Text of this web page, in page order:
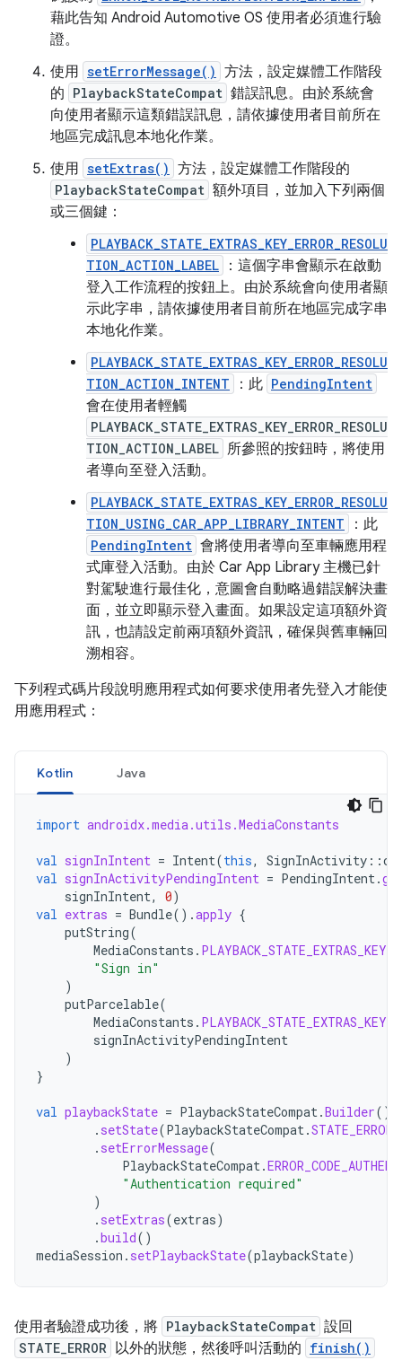
藉此告知 Android Automotive OS 使用者必須進行驗
證。
使用 setErrorMessage() 方法，設定媒體工作階段
的 PlaybackStateCompat 錯誤訊息。由於系統會
向使用者顯示這類錯誤訊息，請依據使用者目前所在
地區完成訊息本地化作業。
使用 setExtras() 方法，設定媒體工作階段的
PlaybackStateCompat 額外項目，並加入下列兩個
或三個鍵：
PLAYBACK_STATE_EXTRAS_KEY_ERROR_RESOLU
TION_ACTION_LABEL
：這個字串會顯示在啟動
登入工作流程的按鈕上。由於系統會向使用者顯
示此字串，請依據使用者目前所在地區完成字串
本地化作業。
PLAYBACK_STATE_EXTRAS_KEY_ERROR_RESOLU
TION_ACTION_INTENT
：此 PendingIntent
會在使用者輕觸
PLAYBACK_STATE_EXTRAS_KEY_ERROR_RESOLU
TION_ACTION_LABEL 所參照的按鈕時，將使用
者導向至登入活動。
PLAYBACK_STATE_EXTRAS_KEY_ERROR_RESOLU
TION_USING_CAR_APP_LIBRARY_INTENT
：此
PendingIntent 會將使用者導向至車輛應用程
式庫登入活動。由於 Car App Library 主機已針
對駕駛進行最佳化，意圖會自動略過錯誤解決畫
面，並立即顯示登入畫面。如果設定這項額外資
訊，也請設定前兩項額外資訊，確保與舊車輛回
溯相容。
下列程式碼片段說明應用程式如何要求使用者先登入才能使
用應用程式：
Kotlin Java
import androidx.media.utils.MediaConstants
val signInIntent = Intent(this, SignInActivity ::
val signInActivityPendingIntent = PendingIntent.
signInIntent, 0)
val extras = Bundle().apply {
putString(
MediaConstants .
"Sign in"
)
putParcelable(
MediaConstants .
signInActivityPendingIntent
)
}
val playbackState = PlaybackStateCompat.Builder()
. setState(PlaybackStateCompat.STATE_ERROR
. setErrorMessage(
PlaybackStateCompat.
"Authentication required"
)
. setExtras(extras)
.build()
mediaSession . setPlaybackState(playbackState)
使用者驗證成功後，將 PlaybackStateCompat 設回
STATE_ERROR 以外的狀態，然後呼叫活動的 finish()